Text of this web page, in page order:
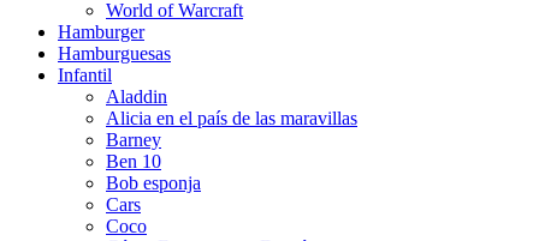
World of Warcraft
Hamburger
Hamburguesas
Infantil
Aladdin
Alicia en el país de las maravillas
Barney
Ben 10
Bob esponja
Cars
Coco